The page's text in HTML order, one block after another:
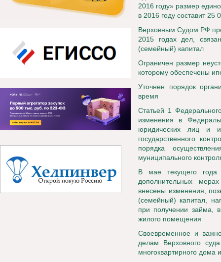
2016 году» размер
в 2016 году составит 25
Верховным Судом РФ
2015 годах дел,
(семейный) капитал
Ограничен размер
которому обеспечены
Уточнен порядок
время
Статьей 1
изменения в
юридических лиц и
государственного
порядка
муниципального
В мае текущего
дополнительных
внесены изменения,
(семейный) капитал,
при получении займа,
жилого помещения
Своевременное и
делам Верховного
многоквартирного дома